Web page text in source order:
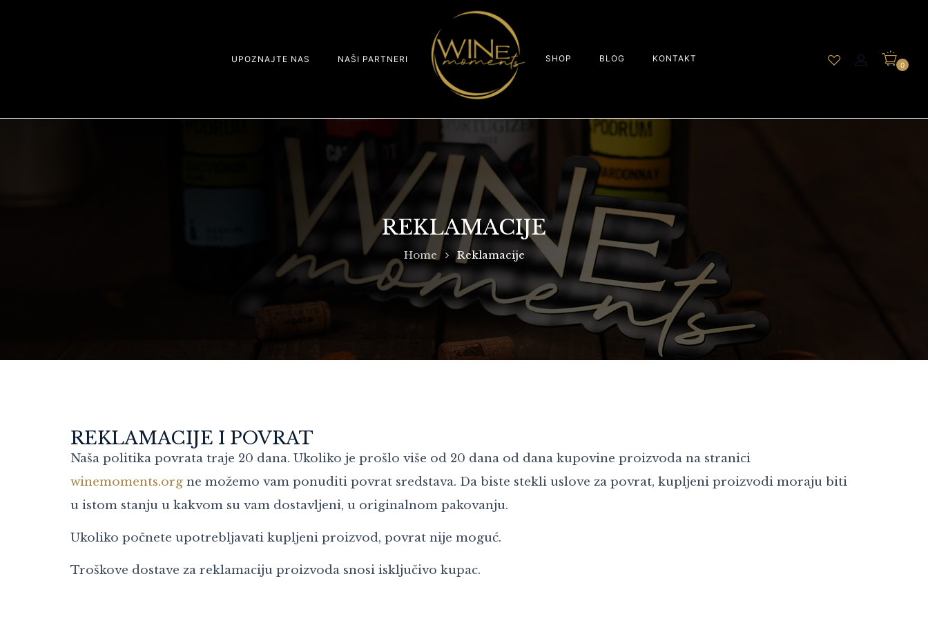
UPOZNAJTE NAS NAŠI PARTNERI SHOP BLOG KONTAKT
0
REKLAMACIJE
Home Reklamacije
REKLAMACIJE I POVRAT
Naša politika povrata traje 20 dana. Ukoliko je prošlo više od 20 dana od dana kupovine proizvoda na stranici
winemoments.org ne možemo vam ponuditi povrat sredstava. Da biste stekli uslove za povrat, kupljeni proizvodi moraju biti
u istom stanju u kakvom su vam dostavljeni, u originalnom pakovanju.
Ukoliko počnete upotrebljavati kupljeni proizvod, povrat nije moguć.
Troškove dostave za reklamaciju proizvoda snosi isključivo kupac.